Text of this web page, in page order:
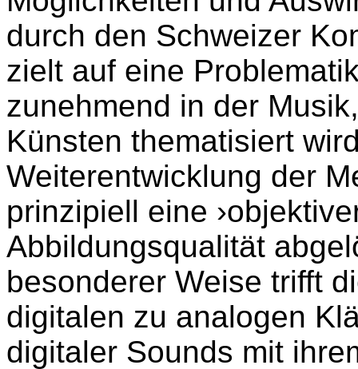
durch den Schweizer
zielt auf eine
zunehmend in der
Künsten thematisiert
Weiterentwicklung der
prinzipiell eine
Abbildungsqualität
besonderer Weise trifft
digitalen zu analogen
digitaler Sounds mit